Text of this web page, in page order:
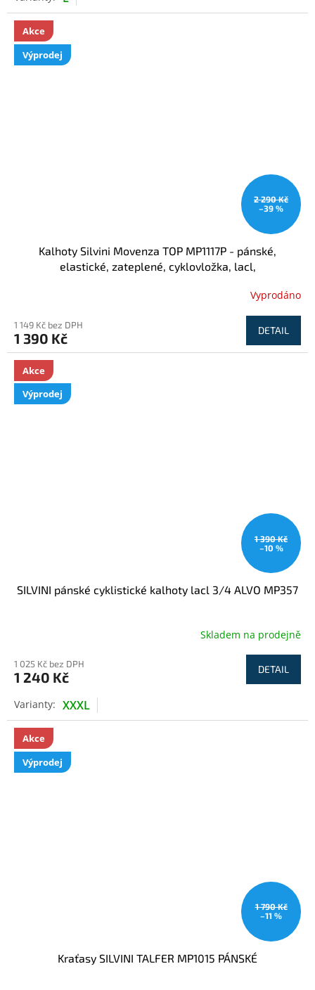
Akce
Výprodej
2 290 Kč
–39 %
Kalhoty Silvini Movenza TOP MP1117P - pánské,
elastické, zateplené, cyklovložka, lacl,
Vyprodáno
1 149 Kč bez DPH
1 390 Kč DETAIL
Akce
Výprodej
1 390 Kč
–10 %
SILVINI pánské cyklistické kalhoty lacl 3/4 ALVO MP357
Skladem na prodejně
1 025 Kč bez DPH
1 240 Kč DETAIL
XXXL
Akce
Výprodej
1 790 Kč
–11 %
Kraťasy SILVINI TALFER MP1015 PÁNSKÉ